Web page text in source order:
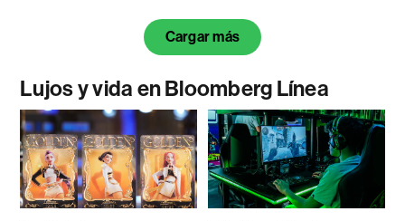
Cargar más
Lujos y vida en Bloomberg Línea